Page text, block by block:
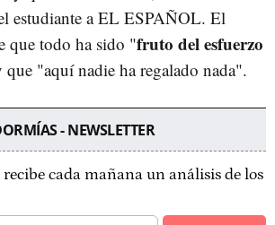
estudiante a EL ESPAÑOL. El
que todo ha sido "fruto del esfuerzo
"aquí nadie ha regalado nada".
- NEWSLETTER
cada mañana un análisis de los